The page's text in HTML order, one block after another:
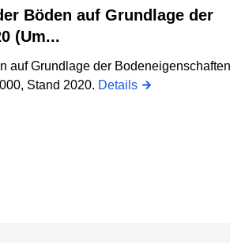
Böden auf Grundlage der
(Um...
auf Grundlage der
Stand 2020. Details